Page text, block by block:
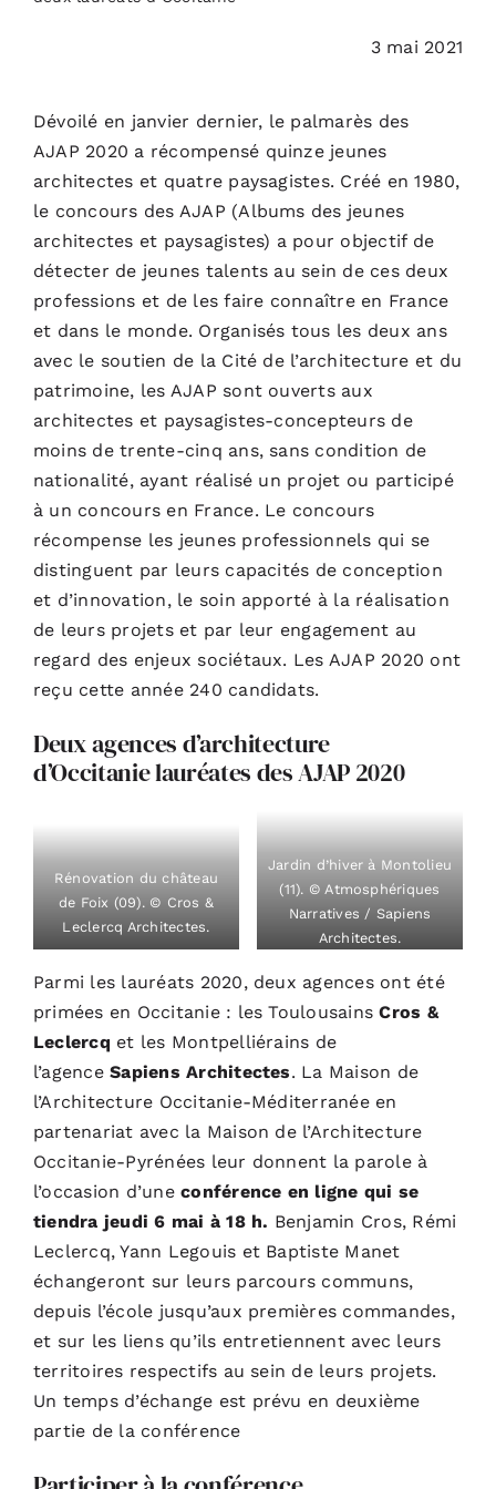
3 mai 2021
Dévoilé en janvier dernier, le palmarès des
AJAP 2020 a récompensé quinze jeunes
architectes et quatre paysagistes. Créé en 1980,
le concours des AJAP (Albums des jeunes
architectes et paysagistes) a pour objectif de
détecter de jeunes talents au sein de ces deux
professions et de les faire connaître en France
et dans le monde. Organisés tous les deux ans
avec le soutien de la Cité de l’architecture et du
patrimoine, les AJAP sont ouverts aux
architectes et paysagistes-concepteurs de
moins de trente-cinq ans, sans condition de
nationalité, ayant réalisé un projet ou participé
à un concours en France. Le concours
récompense les jeunes professionnels qui se
distinguent par leurs capacités de conception
et d’innovation, le soin apporté à la réalisation
de leurs projets et par leur engagement au
regard des enjeux sociétaux. Les AJAP 2020 ont
reçu cette année 240 candidats.
Deux agences d’architecture
d’Occitanie lauréates des AJAP 2020
Rénovation du château
de Foix (09). © Cros &
Leclercq Architectes.
Jardin d’hiver à Montolieu
(11). © Atmosphériques
Narratives / Sapiens
Architectes.
Parmi les lauréats 2020, deux agences ont été
primées en Occitanie : les ToulousainsCros &
Leclercq et les Montpelliérains de
l’agenceSapiens Architectes. La Maison de
l’Architecture Occitanie-Méditerranée en
partenariat avec la Maison de l’Architecture
Occitanie-Pyrénées leur donnent la parole à
l’occasion d’uneconférence en ligne qui se
tiendra jeudi 6 mai à 18 h. Benjamin Cros, Rémi
Leclercq, Yann Legouis et Baptiste Manet
échangeront sur leurs parcours communs,
depuis l’école jusqu’aux premières commandes,
et sur les liens qu’ils entretiennent avec leurs
territoires respectifs au sein de leurs projets.
Un temps d’échange est prévu en deuxième
partie de la conférence
S’ABONNER
CONTACT